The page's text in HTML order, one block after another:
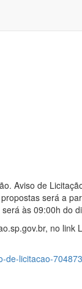
Aviso de
será a
às 09:00h do
no
de-licitacao-